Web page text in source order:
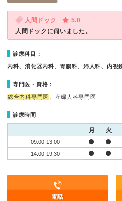
人間ドック
5.0
人間ドックに伺いました。
診療科目：
内科、消化器内科、胃腸科、婦人科、内視
専門医・資格：
総合内科専門医 、産婦人科専門医
診療時間
月 火
09:00-13:00
14:00-19:30
電話